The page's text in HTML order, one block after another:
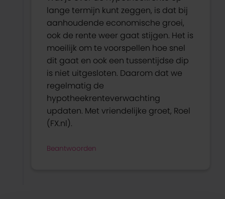
lange termijn kunt zeggen, is dat bij
aanhoudende economische groei,
ook de rente weer gaat stijgen. Het is
moeilijk om te voorspellen hoe snel
dit gaat en ook een tussentijdse dip
is niet uitgesloten. Daarom dat we
regelmatig de
hypotheekrenteverwachting
updaten. Met vriendelijke groet, Roel
(FX.nl).
Beantwoorden